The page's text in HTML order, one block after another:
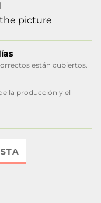
picture
están cubiertos.
la producción y el